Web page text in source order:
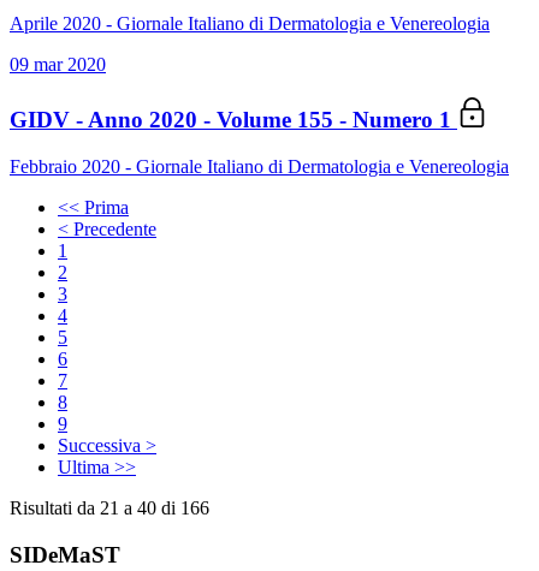
Aprile 2020 - Giornale Italiano di Dermatologia e Venereologia
09 mar 2020
GIDV - Anno 2020 - Volume 155 - Numero 1
Febbraio 2020 - Giornale Italiano di Dermatologia e Venereologia
<< Prima
< Precedente
1
2
3
4
5
6
7
8
9
Successiva >
Ultima >>
Risultati da 21 a 40 di 166
SIDeMaST